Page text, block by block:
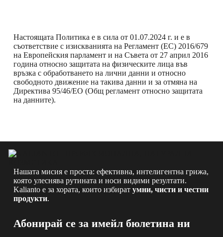
Настоящата Политика е в сила от 01.07.2024 г. и е в
съответствиe с изискванията на Регламент (ЕС) 2016/679
на Европейския парламент и на Съвета от 27 април 2016
година относно защитата на физическите лица във
връзка с обработването на лични данни и относно
свободното движение на такива данни и за отмяна на
Директива 95/46/EО (Общ регламент относно защитата
на данните).
Нашата мисия е проста: ефективна, интелигентна грижа,
която улеснява рутината и носи видими резултати.
Kalianto е за хората, които избират умни, чисти и честни
продукти.
Абонирай се за имейл бюлетина ни